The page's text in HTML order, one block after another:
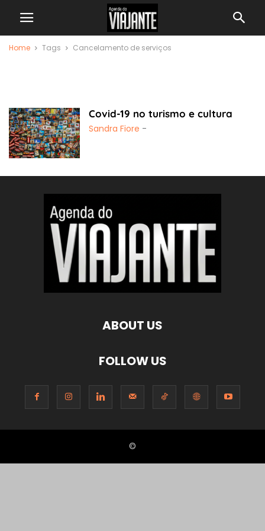
Home Tags Cancelamento de serviços
Covid-19 no turismo e cultura
Sandra Fiore -
ABOUT US
FOLLOW US
©